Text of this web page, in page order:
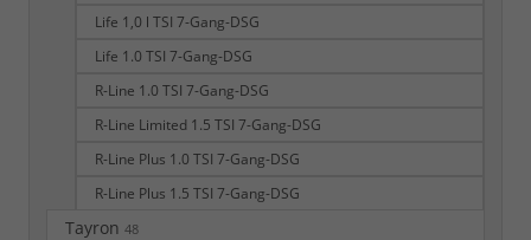
Life 1,0 l TSI 7-Gang-DSG
Life 1.0 TSI 7-Gang-DSG
R-Line 1.0 TSI 7-Gang-DSG
R-Line Limited 1.5 TSI 7-Gang-DSG
R-Line Plus 1.0 TSI 7-Gang-DSG
R-Line Plus 1.5 TSI 7-Gang-DSG
Tayron 48